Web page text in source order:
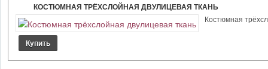
КОСТЮМНАЯ ТРЁХСЛОЙНАЯ ДВУЛИЦЕВАЯ ТКАНЬ
Костюмная